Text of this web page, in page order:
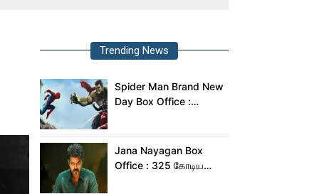
Trending News
Spider Man Brand New
Day Box Office :
ஸ்பைடர் மேன் பிராண்ட் நியூ
டே?
Jana Nayagan Box
Office : 325 கோடிய